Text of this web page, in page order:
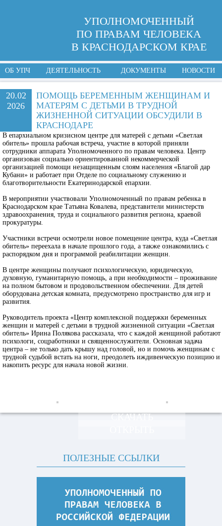
УПОЛНОМОЧЕННЫЙ
ПО ПРАВАМ ЧЕЛОВЕКА
В КРАСНОДАРСКОМ КРАЕ
ОБ УПЧ ДЕЯТЕЛЬНОСТЬ ДОКУМЕНТЫ НОВОСТИ
20.02
2026
ПОМОЩЬ БЕРЕМЕННЫМ ЖЕНЩИНАМ И
МАТЕРЯМ С ДЕТЬМИ В ТРУДНОЙ
ЖИЗНЕННОЙ СИТУАЦИИ ОБСУДИЛИ В
КРАСНОДАРЕ
В епархиальном кризисном центре для матерей с детьми «Светлая
обитель» прошла рабочая встреча, участие в которой приняли
сотрудники аппарата Уполномоченного по правам человека. Центр
организован социально ориентированной некоммерческой
организацией помощи незащищенным слоям населения «Благой дар
Кубани» и работает при Отделе по социальному служению и
благотворительности Екатеринодарской епархии.
В мероприятии участвовали Уполномоченный по правам ребенка в
Краснодарском крае Татьяна Ковалева, представители министерств
здравоохранения, труда и социального развития региона, краевой
прокуратуры.
Участники встречи осмотрели новое помещение центра, куда «Светлая
обитель» переехала в начале прошлого года, а также ознакомились с
распорядком дня и программой реабилитации женщин.
В центре женщины получают психологическую, юридическую,
духовную, гуманитарную помощь, а при необходимости – проживание
на полном бытовом и продовольственном обеспечении. Для детей
оборудована детская комната, предусмотрено пространство для игр и
развития.
Руководитель проекта «Центр комплексной поддержки беременных
женщин и матерей с детьми в трудной жизненной ситуации «Светлая
обитель» Ирина Полякова рассказала, что с каждой женщиной работают
психологи, соцработники и священнослужители. Основная задача
центра – не только дать крышу над головой, но и помочь женщинам с
трудной судьбой встать на ноги, преодолеть иждивенческую позицию и
накопить ресурс для начала новой жизни.
СКАЧАТЬ
ПОЛЕЗНЫЕ ССЫЛКИ